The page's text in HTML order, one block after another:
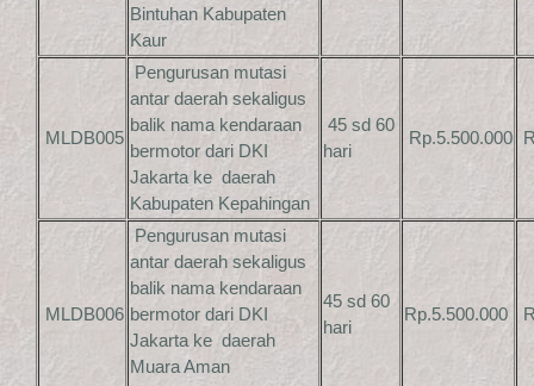
Bintuhan Kabupaten
Kaur
MLDB005
Pengurusan mutasi
antar daerah sekaligus
balik nama kendaraan
bermotor dari DKI
Jakarta ke daerah
Kabupaten Kepahingan
45 sd 60
hari
Rp.5.500.000
MLDB006
Pengurusan mutasi
antar daerah sekaligus
balik nama kendaraan
bermotor dari DKI
Jakarta ke daerah
Muara Aman
45 sd 60
hari
Rp.5.500.000